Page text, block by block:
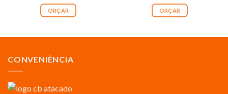
ORÇAR ORÇAR
CONVENIÊNCIA